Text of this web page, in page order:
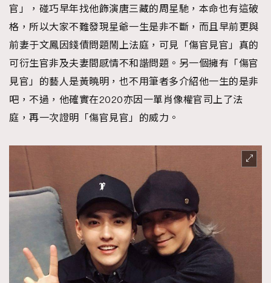
官」，碰巧早年找他飾演唐三藏的周星馳，本命也有這破
格，所以大家不難發現星爺一生是非不斷，而且早前更與
前妻于文鳳因錢債問題鬧上法庭，可見「傷官見官」真的
可衍生官非及夫妻間感情不和諧問題。另一個擁有「傷官
見官」的藝人是黃曉明，也不用筆者多介紹他一生的是非
吧，不過，他確實在2020亦因一單肖像權官司上了法
庭，再一次證明「傷官見官」的威力。